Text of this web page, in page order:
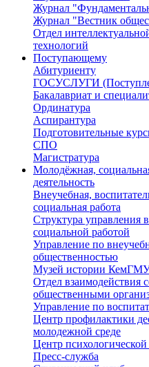
Журнал
Журнал "Вестник
Отдел
технологий
Поступающему
Абитуриенту
ГОСУСЛУГИ
Бакалавриат и
Ординатура
Аспирантура
Подготовительные
СПО
Магистратура
Молодёжная,
деятельность
Внеучебная,
социальная работа
Структура управления
социальной работой
Управление по
общественностью
Музей истории
Отдел взаимодействия
общественными
Управление по
Центр профилактики
молодежной среде
Центр
Пресс-служба